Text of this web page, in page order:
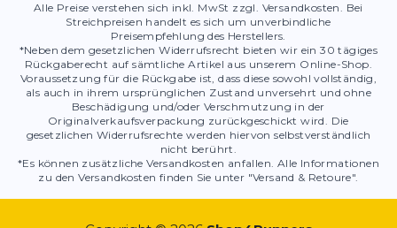
Alle Preise verstehen sich inkl. MwSt zzgl. Versandkosten. Bei
Streichpreisen handelt es sich um unverbindliche
Preisempfehlung des Herstellers.
*Neben dem gesetzlichen Widerrufsrecht bieten wir ein 30 tägiges
Rückgaberecht auf sämtliche Artikel aus unserem Online-Shop.
Voraussetzung für die Rückgabe ist, dass diese sowohl vollständig,
als auch in ihrem ursprünglichen Zustand unversehrt und ohne
Beschädigung und/oder Verschmutzung in der
Originalverkaufsverpackung zurückgeschickt wird. Die
gesetzlichen Widerrufsrechte werden hiervon selbstverständlich
nicht berührt.
*Es können zusätzliche Versandkosten anfallen. Alle Informationen
zu den Versandkosten finden Sie unter "Versand & Retoure".